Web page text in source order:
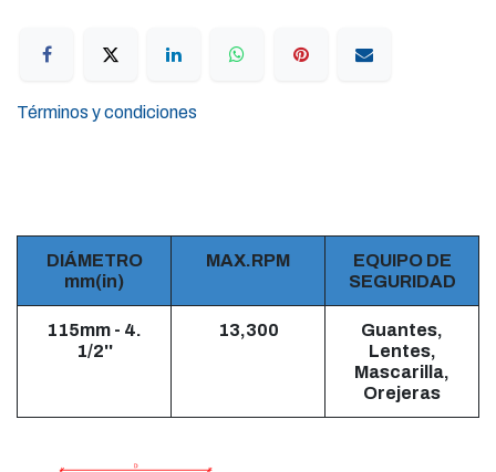
Términos y condiciones
DIÁMETRO
mm(in)
MAX.RPM
EQUIPO DE
SEGURIDAD
115mm - 4.
1/2''
13,300
Guantes,
Lentes,
Mascarilla,
Orejeras